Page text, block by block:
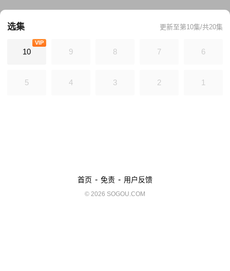
感情的她，因为体能不及格面临着被赶出警队的问题。从一个菜鸟实习生
正式转成她梦想中的专业警察，唯一一个可以帮助她的是博拉警官，泰国
警察界的英雄，于是薇坦想尽办法使出浑身解数请求博拉收她为徒。 而男
风的小女孩并无好感，两人在办案理念上也有极大差异，但两人在联手破
选集 更新至第10集/共20集
10
VIP
9 8 7 6
5 4 3 2 1
首页 - 免责 - 用户反馈
© 2026 SOGOU.COM